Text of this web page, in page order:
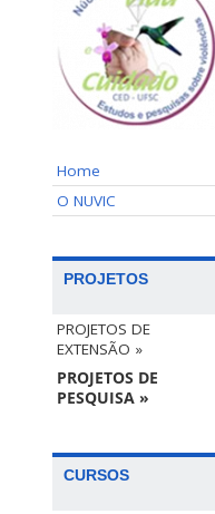
Home
O NUVIC
PROJETOS
PROJETOS DE
EXTENSÃO »
PROJETOS DE
PESQUISA »
CURSOS